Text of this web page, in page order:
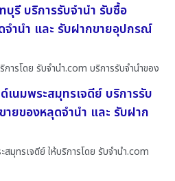
รี บริการรับจำนำ รับซื้อ
ำนำ และ รับฝากขายอุปกรณ์
ารโดย รับจํานํา.com บริการรับจำนำของ
เนมพระสมุทรเจดีย์ บริการรับ
ยของหลุดจำนำ และ รับฝาก
มุทรเจดีย์ ให้บริการโดย รับจํานํา.com